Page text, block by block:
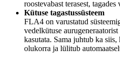
roostevabast terasest,
Kütuse tagastussüsteem
FLA4 on varustatud
vedelkütuse
kasutata. Sama juhtub ka
olukorra ja lülitub